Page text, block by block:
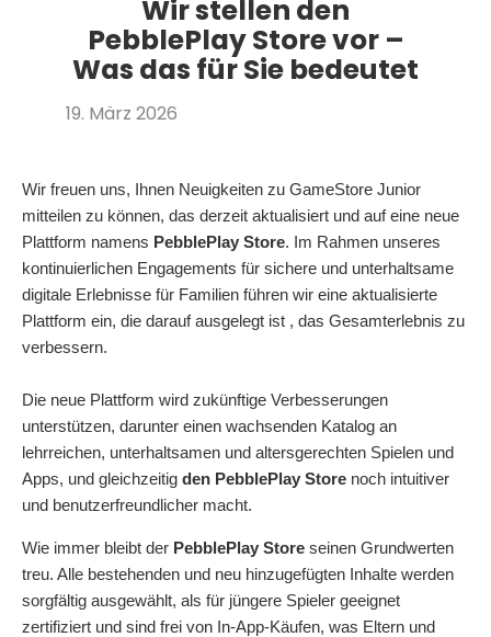
Wir stellen den
PebblePlay Store vor –
Was das für Sie bedeutet
19. März 2026
Wir freuen uns, Ihnen Neuigkeiten zu GameStore Junior
mitteilen zu können, das derzeit aktualisiert und auf eine neue
Plattform namens PebblePlay Store. Im Rahmen unseres
kontinuierlichen Engagements für sichere und unterhaltsame
digitale Erlebnisse für Familien führen wir eine aktualisierte
Plattform ein, die darauf ausgelegt ist , das Gesamterlebnis zu
verbessern.
Die neue Plattform wird zukünftige Verbesserungen
unterstützen, darunter einen wachsenden Katalog an
lehrreichen, unterhaltsamen und altersgerechten Spielen und
Apps, und gleichzeitig den PebblePlay Store noch intuitiver
und benutzerfreundlicher macht.
Wie immer bleibt der PebblePlay Store seinen Grundwerten
treu. Alle bestehenden und neu hinzugefügten Inhalte werden
sorgfältig ausgewählt, als für jüngere Spieler geeignet
zertifiziert und sind frei von In-App-Käufen, was Eltern und